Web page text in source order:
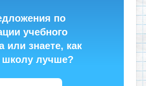
по
учебного
или знаете, как
школу лучше?